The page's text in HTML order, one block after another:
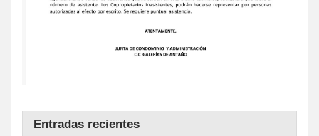
Entradas recientes